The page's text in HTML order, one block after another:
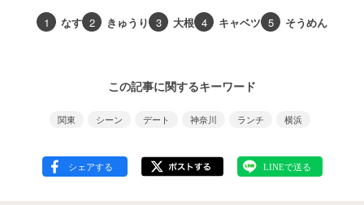
1 なす 2 きゅうり 3 大根 4 キャベツ 5 そうめん
この記事に関するキーワード
関東 シーン デート 神奈川 ランチ 横浜